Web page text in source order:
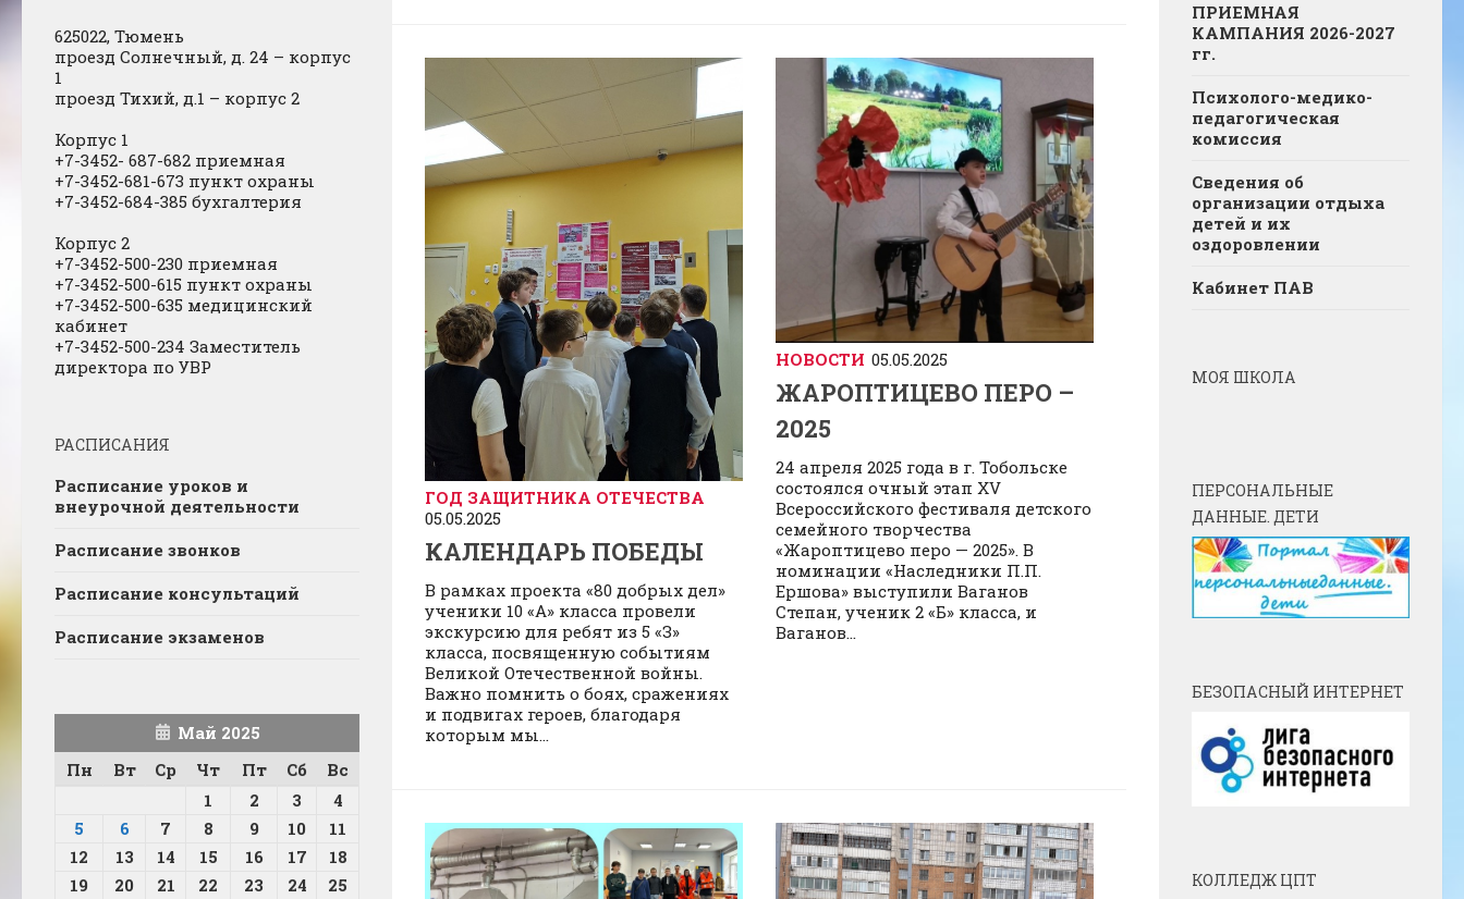
ГОД ЗАЩИТНИКА ОТЕЧЕСТВА
05.05.2025
КАЛЕНДАРЬ ПОБЕДЫ
В рамках проекта «80 добрых дел»
ученики 10 «А» класса провели
экскурсию для ребят из 5 «З»
класса, посвященную событиям
Великой Отечественной войны.
Важно помнить о боях, сражениях
и подвигах героев, благодаря
которым мы...
НОВОСТИ 05.05.2025
ЖАРОПТИЦЕВО ПЕРО –
2025
24 апреля 2025 года в г. Тобольске
состоялся очный этап XV
Всероссийского фестиваля детского
семейного творчества
«Жароптицево перо — 2025». В
номинации «Наследники П.П.
Ершова» выступили Ваганов
Степан, ученик 2 «Б» класса, и
Ваганов...
625022, Тюмень
проезд Солнечный, д. 24 – корпус
1
проезд Тихий, д.1 – корпус 2
Корпус 1
+7-3452- 687-682 приемная
+7-3452-681-673 пункт охраны
+7-3452-684-385 бухгалтерия
Корпус 2
+7-3452-500-230 приемная
+7-3452-500-615 пункт охраны
+7-3452-500-635 медицинский
кабинет
+7-3452-500-234 Заместитель
директора по УВР
РАСПИСАНИЯ
Расписание уроков и
внеурочной деятельности
Расписание звонков
Расписание консультаций
Расписание экзаменов
Май 2025
Пн
Вт Ср Чт Пт Сб
Вс
1
2 3
4
5
6 7 8 9 10
11
12
13 14 15 16 17
18
19
20 21 22 23 24
25
ПРИЕМНАЯ
КАМПАНИЯ 2026-2027
гг.
Психолого-медико-
педагогическая
комиссия
Сведения об
организации отдыха
детей и их
оздоровлении
Кабинет ПАВ
МОЯ ШКОЛА
ПЕРСОНАЛЬНЫЕ
ДАННЫЕ. ДЕТИ
БЕЗОПАСНЫЙ ИНТЕРНЕТ
КОЛЛЕДЖ ЦПТ